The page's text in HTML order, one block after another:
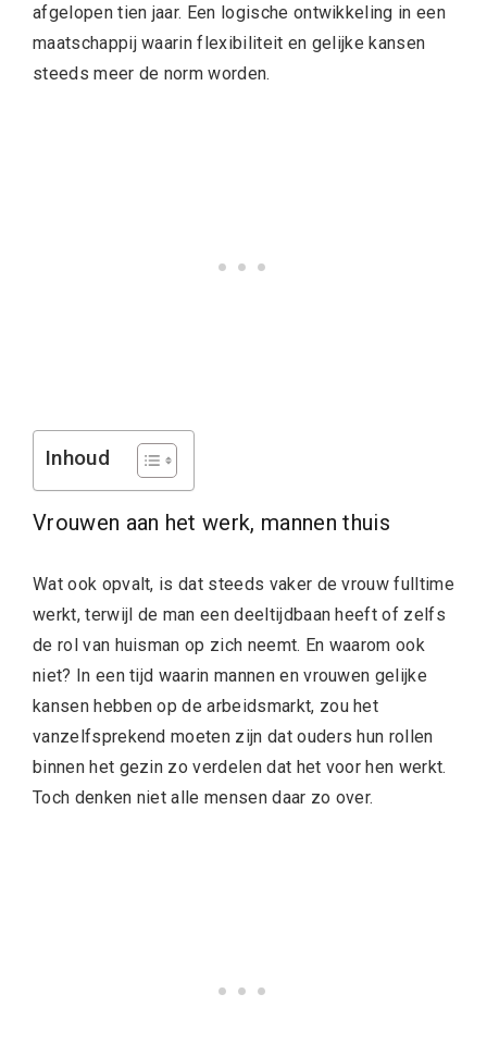
afgelopen tien jaar. Een logische ontwikkeling in een
maatschappij waarin flexibiliteit en gelijke kansen
steeds meer de norm worden.
Inhoud
Vrouwen aan het werk, mannen thuis
Wat ook opvalt, is dat steeds vaker de vrouw fulltime
werkt, terwijl de man een deeltijdbaan heeft of zelfs
de rol van huisman op zich neemt. En waarom ook
niet? In een tijd waarin mannen en vrouwen gelijke
kansen hebben op de arbeidsmarkt, zou het
vanzelfsprekend moeten zijn dat ouders hun rollen
binnen het gezin zo verdelen dat het voor hen werkt.
Toch denken niet alle mensen daar zo over.